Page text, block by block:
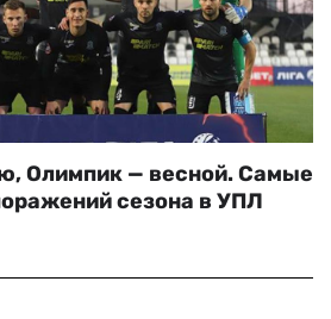
Олимпик — весной. Самые
сезона в УПЛ